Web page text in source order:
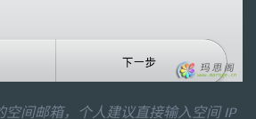
空间邮箱，个人建议直接输入空间 IP